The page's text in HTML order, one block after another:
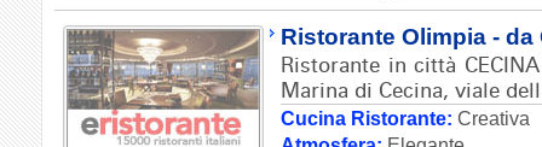
Ristorante Olimpia - da
Ristorante in città
Marina di Cecina, viale
Cucina Ristorante: Creativa